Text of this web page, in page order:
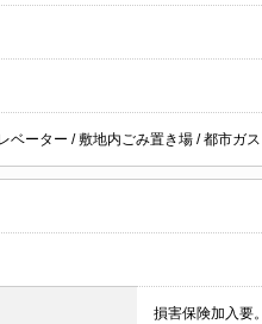
ベーター /敷地内ごみ置き場 /都市ガス
損害保険加入要。